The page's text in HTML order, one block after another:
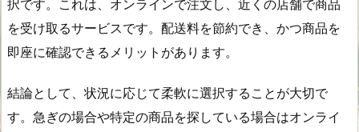
択です。これは、オンラインで注文し、近くの店舗で商品
を受け取るサービスです。配送料を節約でき、かつ商品を
即座に確認できるメリットがあります。
結論として、状況に応じて柔軟に選択することが大切で
す。急ぎの場合や特定の商品を探している場合はオンライ